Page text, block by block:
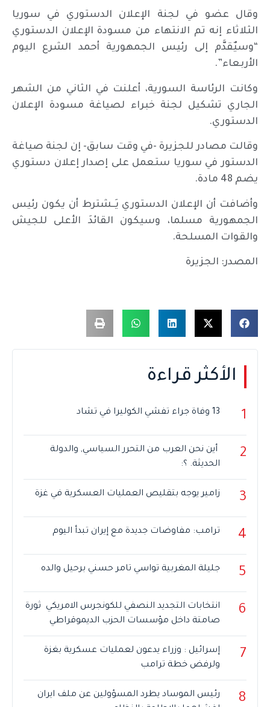
وقال عضو في لجنة الإعلان الدستوري في سوريا
الثلاثاء إنه تم الانتهاء من مسودة الإعلان الدستوري
“وسيٌقدَّم إلى رئيس الجمهورية أحمد الشرع اليوم
الأربعاء”.
وكانت الرئاسة السورية، أعلنت في الثاني من الشهر
الجاري تشكيل لجنة خبراء لصياغة مسودة الإعلان
الدستوري.
وقالت مصادر للجزيرة -في وقت سابق- إن لجنة صياغة
الدستور في سوريا ستعمل على إصدار إعلان دستوري
يضم 48 مادة.
وأضافت أن الإعلان الدستوري يَــشترط أن يكون رئيس
الجمهورية مسلما، وسيكون القائدَ الأعلى للجيش
والقوات المسلحة.
المصدر: الجزيرة
الأكثر قراءة
1 13 وفاة جراء تفشي الكوليرا في تشاد
2
أين نحن العرب من التحرر السياسي, والدولة
الحديثة. ؟:
3 زامير يوجه بتقليص العمليات العسكرية في غزة
4 ترامب: مفاوضات جديدة مع إيران تبدأ اليوم
5 جليلة المغربية تواسي تامر حسني برحيل والده
6
انتخابات التجديد النصفي للكونجرس الامريكي ثورة
صامتة داخل مؤسسات الحزب الديموقراطي
7
إسرائيل : وزراء يدعون لعمليات عسكرية بغزة
ولرفض خطة ترامب
8
رئيس الموساد يطرد المسؤولين عن ملف ايران